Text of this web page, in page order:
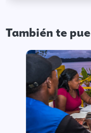
También te